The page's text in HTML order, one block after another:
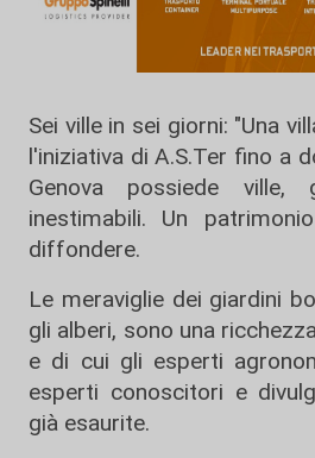
Sei ville in sei giorni: "Una
l'iniziativa di A.S.Ter fino a
Genova possiede ville,
inestimabili. Un
diffondere.
Le meraviglie dei giardini
gli alberi, sono una
e di cui gli esperti
esperti conoscitori e
già esaurite.